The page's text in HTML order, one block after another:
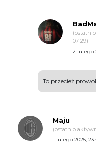
07-29)
2 lutego
To przecież
Maju
(ostatnio
1 lutego 2025,